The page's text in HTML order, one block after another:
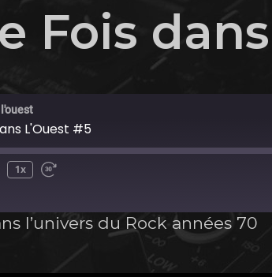
Fois
L'Ouest #5
1x
l’univers du Rock années 70